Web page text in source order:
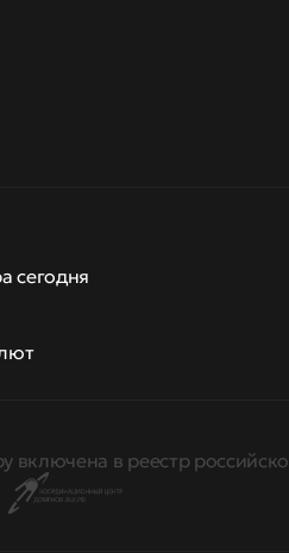
сегодня
включена в реестр